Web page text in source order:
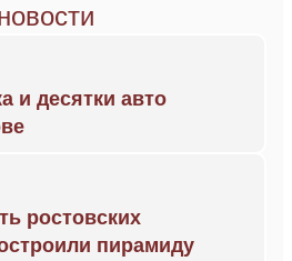
и десятки авто
ростовских
пирамиду